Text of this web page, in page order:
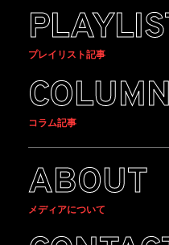
プレイリスト記事
COLUMN
コラム記事
ABOUT
メディアについて